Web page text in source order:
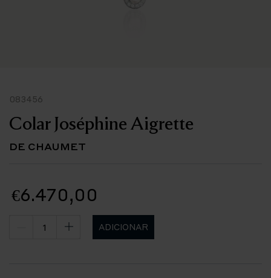
083456
Colar Joséphine Aigrette
DE CHAUMET
€6.470,00
ADICIONAR